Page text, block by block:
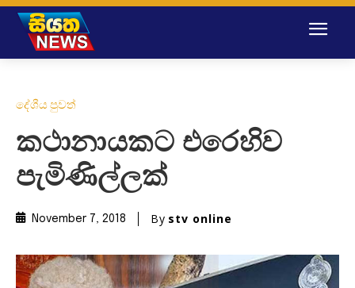
දේශීය පුවත්
කථානායකට එරෙහිව
පැමිණිල්ලක්
November 7, 2018 By stv online